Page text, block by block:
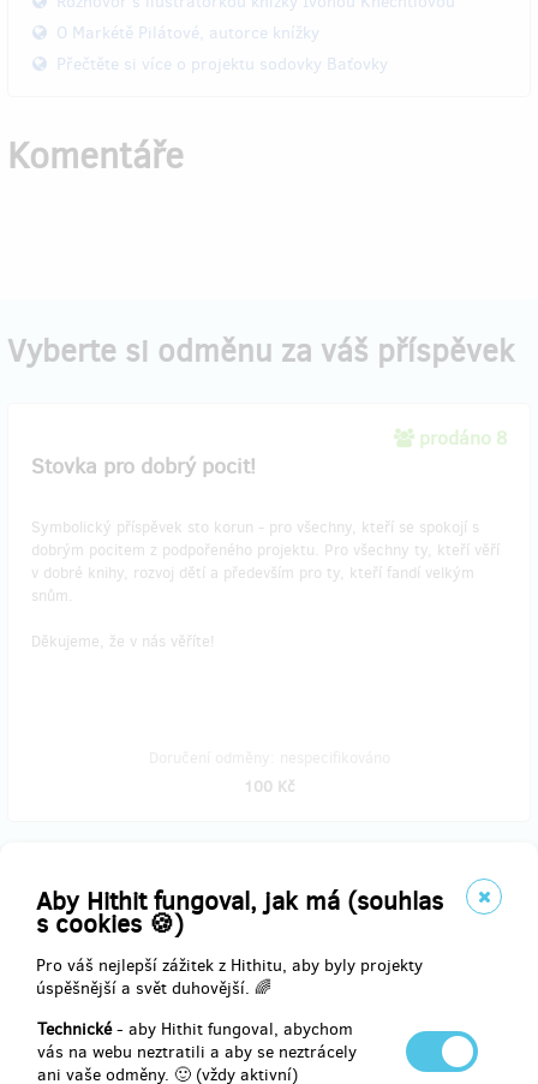
Aby Hithit fungoval, jak má (souhlas
s cookies 🍪)
Pro váš nejlepší zážitek z Hithitu, aby byly projekty
úspěšnější a svět duhovější. 🌈
Technické- aby Hithit fungoval, abychom
vás na webu neztratili a aby se neztrácely
ani vaše odměny. 🙂 (vždy aktivní)
O Markétě Pilátové, autorce knížky
Přečtěte si více o projektu sodovky Baťovky
Komentáře
Vyberte si odměnu za váš příspěvek
prodáno 8
Stovka pro dobrý pocit!
Symbolický příspěvek sto korun - pro všechny, kteří se spokojí s
dobrým pocitem z podpořeného projektu. Pro všechny ty, kteří věří
v dobré knihy, rozvoj dětí a především pro ty, kteří fandí velkým
snům.
Děkujeme, že v nás věříte!
100 Kč
prodáno 33
Kniha pro Vás s bezkonkurenční slevou – osobní
odběr
V rámci této odměny za Vámi zamíří kvalitní počtení. A to ne
ledajaké a ledajak. Do rukou se Vám dostane originální knížka Jak
bratři Baťové obouvali svět – spolu s podpisem autorky M. Pilátové i
strůjce nápadu R. Hájkem.